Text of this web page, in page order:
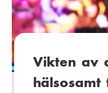
Vikten av